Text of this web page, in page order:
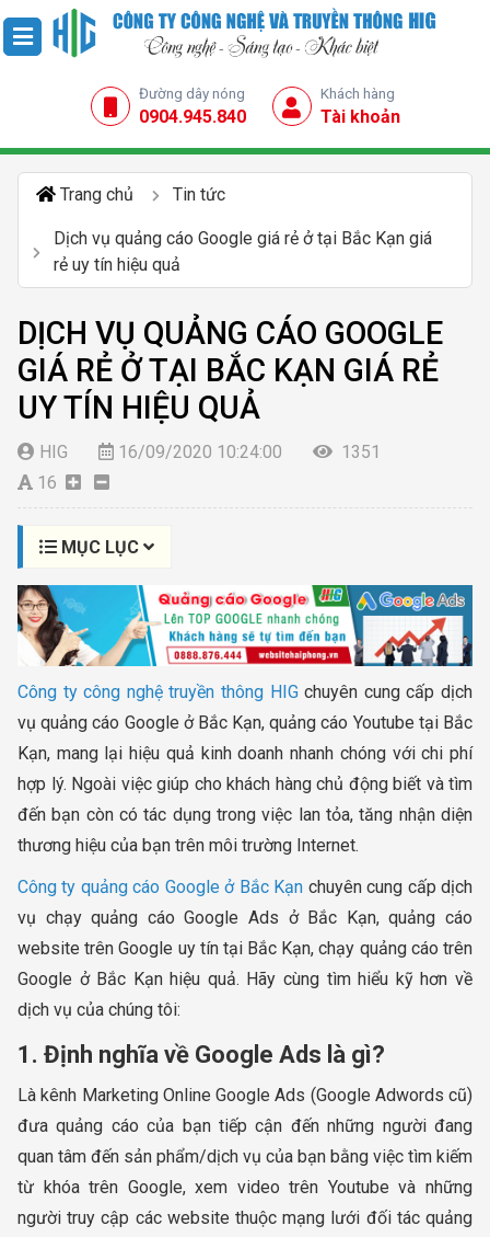
Đường dây nóng
0904.945.840
Khách hàng
Tài khoản
Trang chủ Tin tức
Dịch vụ quảng cáo Google giá rẻ ở tại Bắc Kạn giá
rẻ uy tín hiệu quả
DỊCH VỤ QUẢNG CÁO GOOGLE
GIÁ RẺ Ở TẠI BẮC KẠN GIÁ RẺ
UY TÍN HIỆU QUẢ
HIG 16/09/2020 10:24:00
1351
16
MỤC LỤC
Công ty công nghệ truyền thông HIGchuyên cung cấp dịch
vụ quảng cáo Google ở Bắc Kạn, quảng cáo Youtube tại Bắc
Kạn, mang lại hiệu quả kinh doanh nhanh chóng với chi phí
hợp lý. Ngoài việc giúp cho khách hàng chủ động biết và tìm
đến bạn còn có tác dụng trong việc lan tỏa, tăng nhận diện
thương hiệu của bạn trên môi trường Internet.
Công ty quảng cáo Google ở Bắc Kạn chuyên cung cấp dịch
vụ chạy quảng cáo Google Ads ở Bắc Kạn, quảng cáo
website trên Google uy tín tại Bắc Kạn, chạy quảng cáo trên
Google ở Bắc Kạn hiệu quả. Hãy cùng tìm hiểu kỹ hơn về
dịch vụ của chúng tôi:
1. Định nghĩa về Google Ads là gì?
Là kênh Marketing Online Google Ads (Google Adwords cũ)
đưa quảng cáo của bạn tiếp cận đến những người đang
quan tâm đến sản phẩm/dịch vụ của bạn bằng việc tìm kiếm
từ khóa trên Google, xem video trên Youtube và những
người truy cập các website thuộc mạng lưới đối tác quảng